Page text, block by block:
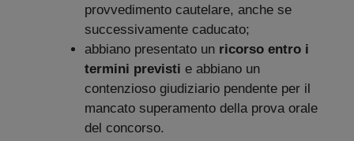
provvedimento cautelare, anche se
successivamente caducato;
abbiano presentato un ricorso entro i
termini previsti e abbiano un
contenzioso giudiziario pendente per il
mancato superamento della prova orale
del concorso.